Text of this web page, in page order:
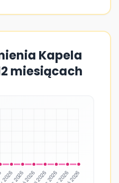
Kapela
miesiącach